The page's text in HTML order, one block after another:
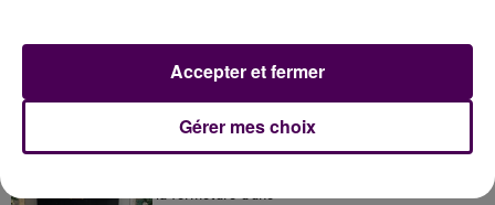
Inscrivez-vous au casting The Voice & The Voice
Kids !
6 août 2026
Gérer mes choix
Accepter et fermer